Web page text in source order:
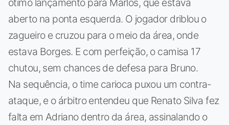
aberto na ponta esquerda. O jogador driblou o
zagueiro e cruzou para o meio da área, onde
estava Borges. E com perfeição, o camisa 17
chutou, sem chances de defesa para Bruno.
Na sequência, o time carioca puxou um contra-
ataque, e o árbitro entendeu que Renato Silva fez
falta em Adriano dentro da área, assinalando o